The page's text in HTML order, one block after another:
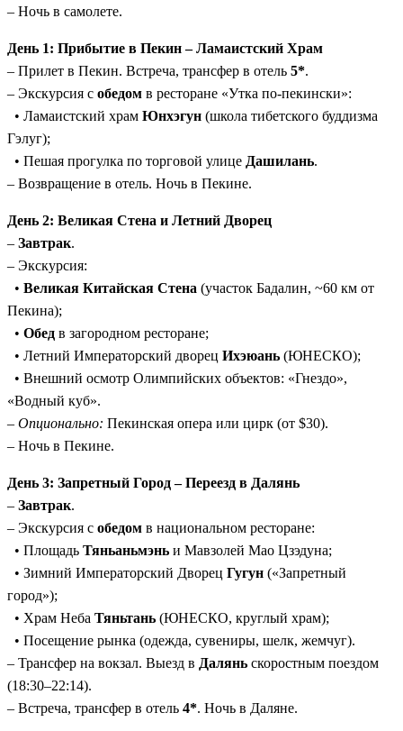
Исторический Порт-Артур:
Высокий уровень отелей:
5* в Пекине, 4* в Даляне.
– Ночь в самолете.
День 1: Прибытие в Пекин – Ламаистский Храм
– Прилет в Пекин. Встреча, трансфер в отель 5*.
– Экскурсия с обедом в ресторане «Утка по-пекински»:
• Ламаистский храм Юнхэгун (школа тибетского буддизма
Гэлуг);
• Пешая прогулка по торговой улице Дашилань.
– Возвращение в отель. Ночь в Пекине.
День 2: Великая Стена и Летний Дворец
– Завтрак.
– Экскурсия:
• Великая Китайская Стена (участок Бадалин, ~60 км от
Пекина);
• Обед в загородном ресторане;
• Летний Императорский дворец Ихэюань (ЮНЕСКО);
• Внешний осмотр Олимпийских объектов: «Гнездо»,
«Водный куб».
– Опционально: Пекинская опера или цирк (от $30).
– Ночь в Пекине.
День 3: Запретный Город – Переезд в Далянь
– Завтрак.
– Экскурсия с обедом в национальном ресторане:
• Площадь Тяньаньмэнь и Мавзолей Мао Цзэдуна;
• Зимний Императорский Дворец Гугун («Запретный
город»);
• Храм Неба Тяньтань (ЮНЕСКО, круглый храм);
• Посещение рынка (одежда, сувениры, шелк, жемчуг).
– Трансфер на вокзал. Выезд в Далянь скоростным поездом
(18:30–22:14).
– Встреча, трансфер в отель 4*. Ночь в Даляне.